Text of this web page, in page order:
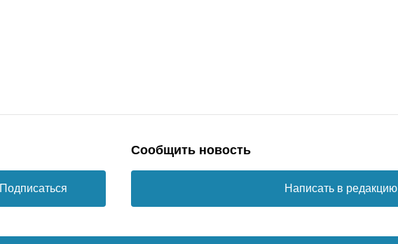
Подписаться
Сообщить новость
Написать в редакцию